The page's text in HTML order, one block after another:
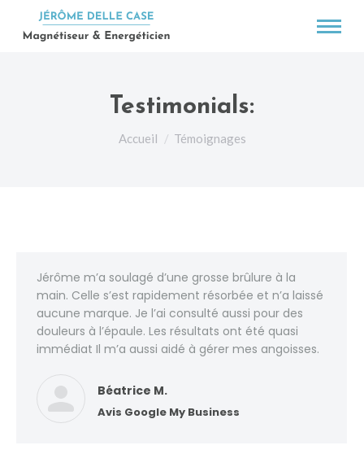
Testimonials:
Vous êtes ici :
Accueil Témoignages
Jérôme m’a soulagé d’une grosse brûlure à la
main. Celle s’est rapidement résorbée et n’a laissé
aucune marque. Je l’ai consulté aussi pour des
douleurs à l’épaule. Les résultats ont été quasi
immédiat Il m’a aussi aidé à gérer mes angoisses.
Béatrice M.
Avis Google My Business